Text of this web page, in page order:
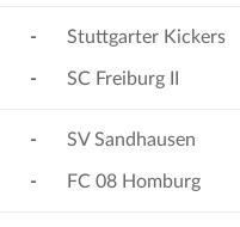
-
-
Stuttgarter Kickers
SC Freiburg II
-
-
SV Sandhausen
FC 08 Homburg